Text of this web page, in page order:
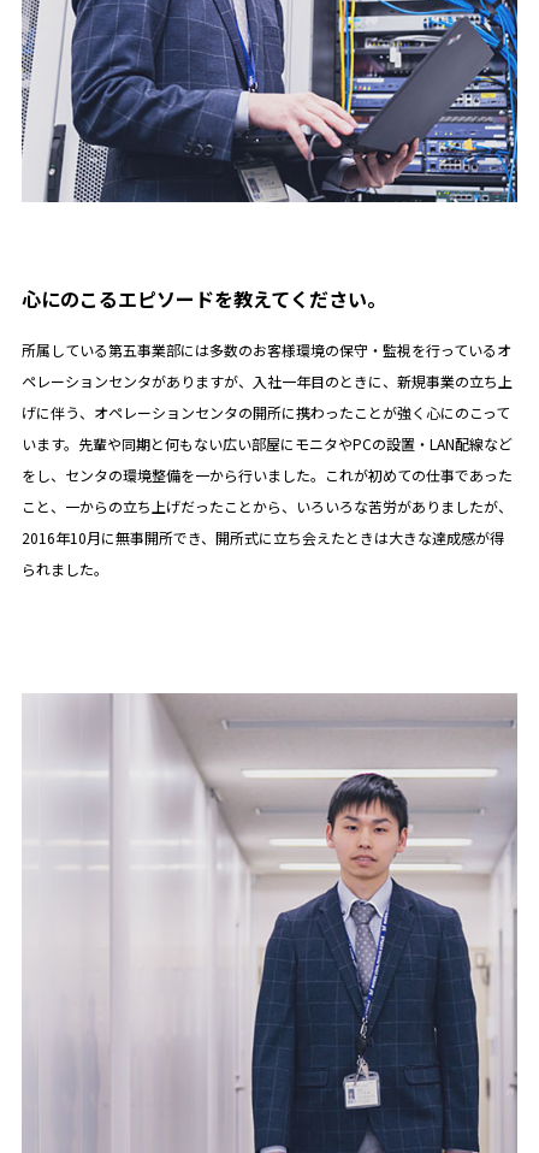
心にのこるエピソードを教えてください。
所属している第五事業部には多数のお客様環境の保守・監視を行っているオ
ペレーションセンタがありますが、入社一年目のときに、新規事業の立ち上
げに伴う、オペレーションセンタの開所に携わったことが強く心にのこって
います。先輩や同期と何もない広い部屋にモニタやPCの設置・LAN配線など
をし、センタの環境整備を一から行いました。これが初めての仕事であった
こと、一からの立ち上げだったことから、いろいろな苦労がありましたが、
2016年10月に無事開所でき、開所式に立ち会えたときは大きな達成感が得
られました。